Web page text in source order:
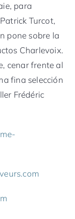
para
Turcot,
pone sobre la
Charlevoix.
cenar frente al
fina selección
Frédéric